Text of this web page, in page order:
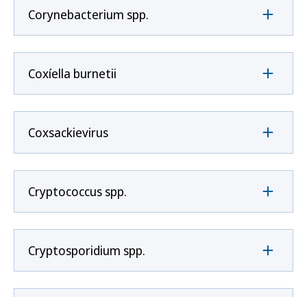
Corynebacterium spp.
Coxíella burnetii
Coxsackievirus
Cryptococcus spp.
Cryptosporidium spp.